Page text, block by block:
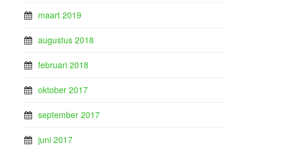
maart 2019
augustus 2018
februari 2018
oktober 2017
september 2017
juni 2017